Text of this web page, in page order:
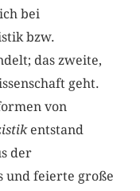
bei
bzw.
das zweite,
geht.
von
entstand
der
und feierte große